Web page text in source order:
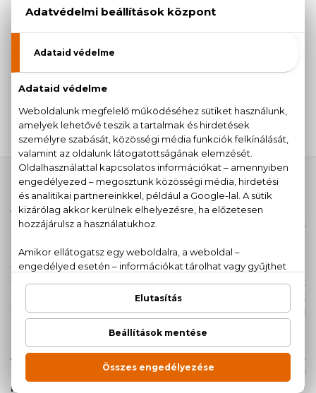
Mon Guerlain Sparkling
Bouquet
27.200 Ft -tól
Samsara (2017)
42.520 Ft -tól
Női parfümök
A parfümhasználat több ezer éves múltra tekint vissza.
Női parfümöket már az ókori Egyiptomban is használtak
osztályokba tartozó nők parfümjeinek fő alapanyagai a
mandulaolaj, a méz és a fahéj voltak, míg a kevésbé
tehetőseknői parfümjei mentát és kakukkfüvet
tartalmaztak. A későbbiekben a kereskedelemnek
köszönhetően új alapanyagokkal gazdagodtak anői
, ilyen volt a mirha, a kámfor és a cimetfa.
A parfümkészítés 1533-tól kezdett foglalkozássá válni,
Franciaországban terjedt el legkorábban a
női
parfümhasználat. A XVIII. századtól egyre erősebb